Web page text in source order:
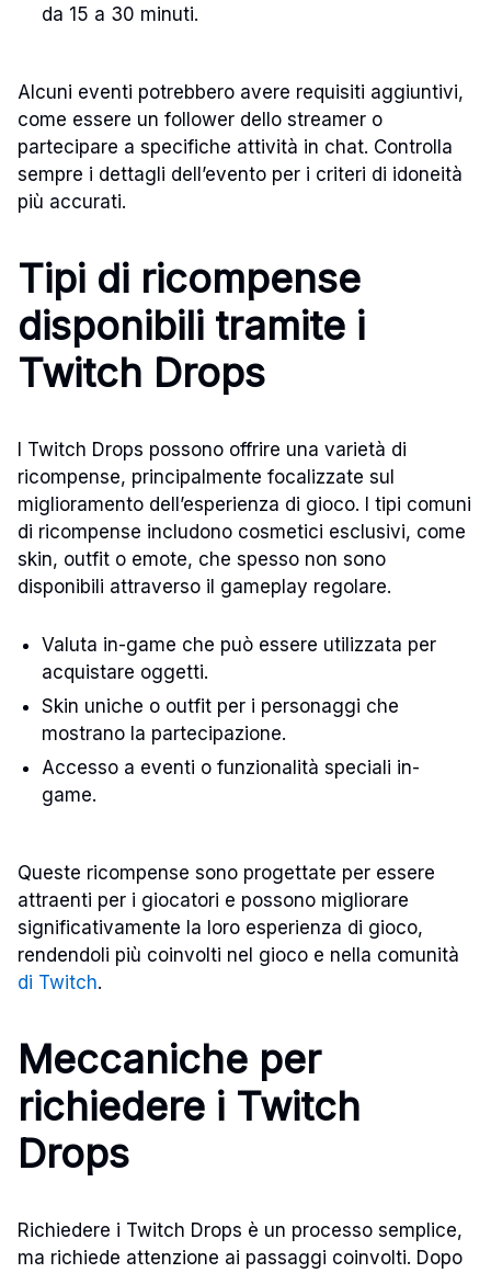
da 15 a 30 minuti.
Alcuni eventi potrebbero avere requisiti aggiuntivi,
come essere un follower dello streamer o
partecipare a specifiche attività in chat. Controlla
sempre i dettagli dell’evento per i criteri di idoneità
più accurati.
Tipi di ricompense
disponibili tramite i
Twitch Drops
I Twitch Drops possono offrire una varietà di
ricompense, principalmente focalizzate sul
miglioramento dell’esperienza di gioco. I tipi comuni
di ricompense includono cosmetici esclusivi, come
skin, outfit o emote, che spesso non sono
disponibili attraverso il gameplay regolare.
Valuta in-game che può essere utilizzata per
acquistare oggetti.
Skin uniche o outfit per i personaggi che
mostrano la partecipazione.
Accesso a eventi o funzionalità speciali in-
game.
Queste ricompense sono progettate per essere
attraenti per i giocatori e possono migliorare
significativamente la loro esperienza di gioco,
rendendoli più coinvolti nel gioco e nella comunità
di Twitch.
Meccaniche per
richiedere i Twitch
Drops
Richiedere i Twitch Drops è un processo semplice,
ma richiede attenzione ai passaggi coinvolti. Dopo